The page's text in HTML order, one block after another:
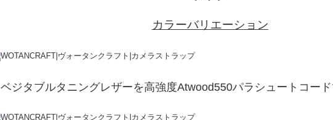
カラーバリエーション
ベジタブルタニングレザーを高強度Atwood550パラシュートコー